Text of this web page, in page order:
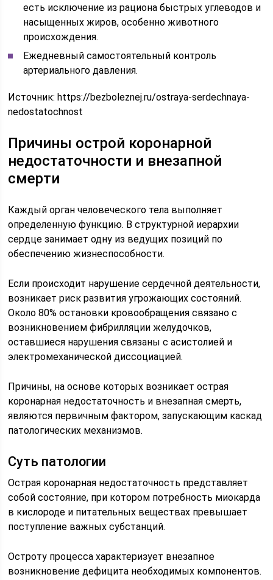
есть исключение из рациона быстрых углеводов и
насыщенных жиров, особенно животного
происхождения.
Ежедневный самостоятельный контроль
артериального давления.
Источник:https://bezboleznej.ru/ostraya-serdechnaya-
nedostatochnost
Причины острой коронарной
недостаточности и внезапной
смерти
Каждый орган человеческого тела выполняет
определенную функцию. В структурной иерархии
сердце занимает одну из ведущих позиций по
обеспечению жизнеспособности.
Если происходит нарушение сердечной деятельности,
возникает риск развития угрожающих состояний.
Около 80% остановки кровообращения связано с
возникновением фибрилляции желудочков,
оставшиеся нарушения связаны с асистолией и
электромеханической диссоциацией.
Причины, на основе которых возникает острая
коронарная недостаточность и внезапная смерть,
являются первичным фактором, запускающим каскад
патологических механизмов.
Суть патологии
Острая коронарная недостаточность представляет
собой состояние, при котором потребность миокарда
в кислороде и питательных веществах превышает
поступление важных субстанций.
Остроту процесса характеризует внезапное
возникновение дефицита необходимых компонентов.